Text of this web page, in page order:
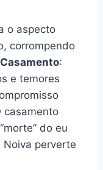
o aspecto
corrompendo
:
e temores
casamento
do eu
perverte